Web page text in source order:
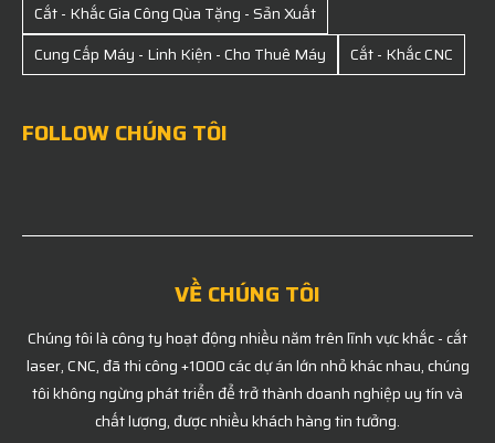
Cắt - Khắc Gia Công Qùa Tặng - Sản Xuất
Cung Cấp Máy - Linh Kiện - Cho Thuê Máy
Cắt - Khắc CNC
FOLLOW CHÚNG TÔI
VỀ CHÚNG TÔI
Chúng tôi là công ty hoạt động nhiều năm trên lĩnh vực khắc - cắt
laser, CNC, đã thi công +1000 các dự án lớn nhỏ khác nhau, chúng
tôi không ngừng phát triển để trở thành doanh nghiệp uy tín và
chất lượng, được nhiều khách hàng tin tưởng.